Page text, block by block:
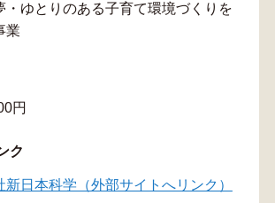
・ゆとりのある子育て環境づくりを
業
円
ク
新日本科学（外部サイトへリンク）